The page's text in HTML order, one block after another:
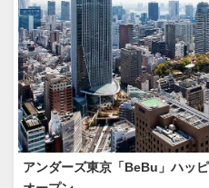
アンダーズ東京「BeBu」ハッ